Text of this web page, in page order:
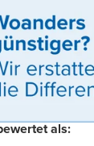
als: